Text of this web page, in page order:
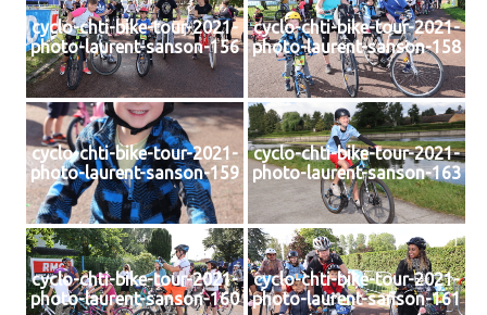
cyclo-chti-bike-tour-2021-
photo-laurent-sanson-156
cyclo-chti-bike-tour-2021-
photo-laurent-sanson-158
cyclo-chti-bike-tour-2021-
photo-laurent-sanson-159
cyclo-chti-bike-tour-2021-
photo-laurent-sanson-163
cyclo-chti-bike-tour-2021-
photo-laurent-sanson-160
cyclo-chti-bike-tour-2021-
photo-laurent-sanson-161